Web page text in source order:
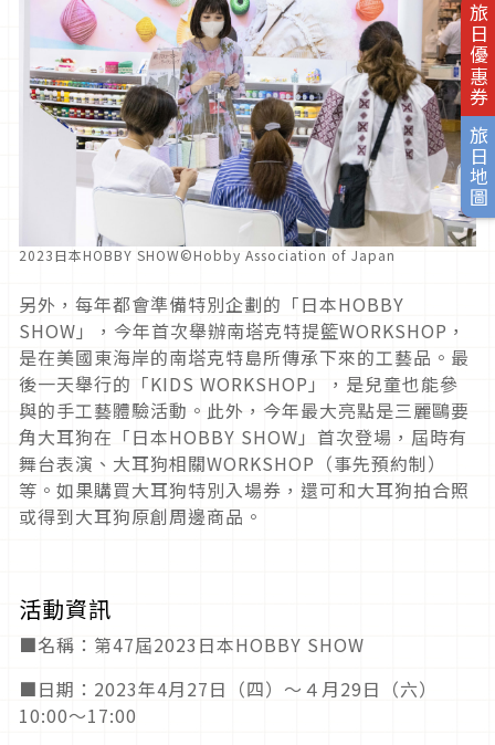
旅日優惠券
旅日地圖
2023日本HOBBY SHOW©Hobby Association of Japan
另外，每年都會準備特別企劃的「日本HOBBY
SHOW 」，今年首次舉辦南塔克特提籃WORKSHOP ，
是在美國東海岸的南塔克特島所傳承下來的工藝品。最
後一天舉行的「KIDS WORKSHOP 」，是兒童也能參
與的手工藝體驗活動。此外，今年最大亮點是三麗鷗要
角大耳狗在「日本HOBBY SHOW」首次登場，屆時有
舞台表演、大耳狗相關WORKSHOP （事先預約制）
等。如果購買大耳狗特別入場券，還可和大耳狗拍合照
或得到大耳狗原創周邊商品。
活動資訊
■名稱：第47屆2023 日本HOBBY SHOW
■日期： 2023年4月27日（四）～４月29日（六）
10:00〜17:00